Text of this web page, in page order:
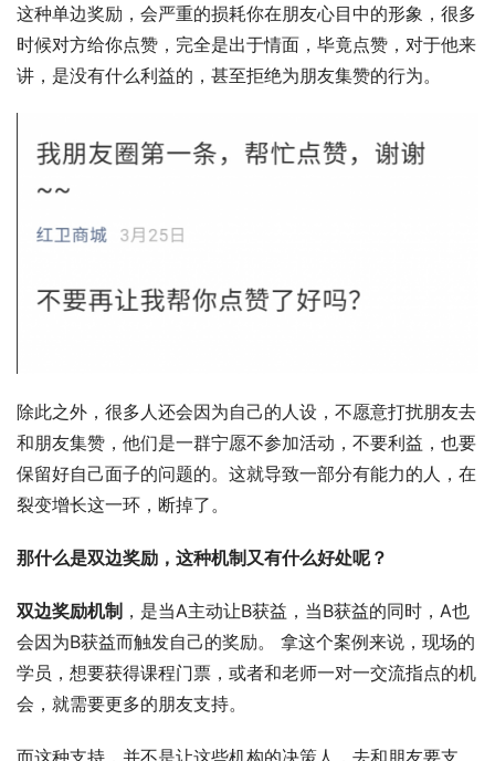
这种单边奖励，会严重的损耗你在朋友心目中的形象，很多
时候对方给你点赞，完全是出于情面，毕竟点赞，对于他来
讲，是没有什么利益的，甚至拒绝为朋友集赞的行为。
除此之外，很多人还会因为自己的人设，不愿意打扰朋友去
和朋友集赞，他们是一群宁愿不参加活动，不要利益，也要
保留好自己面子的问题的。这就导致一部分有能力的人，在
裂变增长这一环，断掉了。
那什么是双边奖励，这种机制又有什么好处呢？
双边奖励机制 ，是当A主动让B获益，当B获益的同时，A也
会因为B获益而触发自己的奖励。 拿这个案例来说，现场的
学员，想要获得课程门票，或者和老师一对一交流指点的机
会，就需要更多的朋友支持。